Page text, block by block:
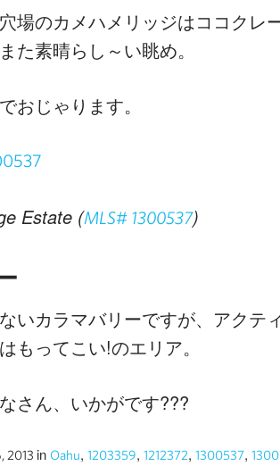
場のカメハメリッジはココクレ
た素晴らし～い眺め。
おじゃります。
Estate (MLS# 1300537)
いカラマバリーですが、アクテ
もってこい!のエリア。
さん、いかがです???
2013 in Oahu, 1203359, 1212372, 1300537,